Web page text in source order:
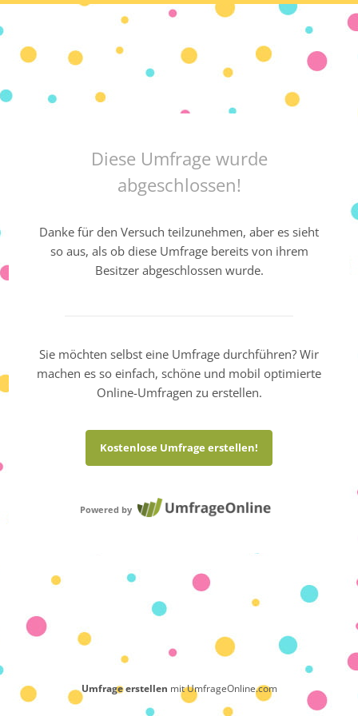
Diese Umfrage wurde
abgeschlossen!
Danke für den Versuch teilzunehmen, aber es sieht
so aus, als ob diese Umfrage bereits von ihrem
Besitzer abgeschlossen wurde.
Sie möchten selbst eine Umfrage durchführen? Wir
machen es so einfach, schöne und mobil optimierte
Online-Umfragen zu erstellen.
Kostenlose Umfrage erstellen!
Powered by
Umfrage erstellen mit UmfrageOnline.com